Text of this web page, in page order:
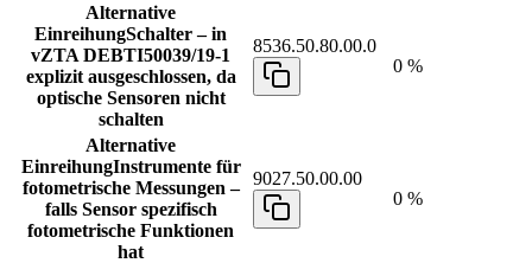
Alternative
EinreihungSchalter – in
vZTA DEBTI50039/19-1
explizit ausgeschlossen, da
optische Sensoren nicht
schalten
8536.50.80.00.0
0 %
Alternative
EinreihungInstrumente für
fotometrische Messungen –
falls Sensor spezifisch
fotometrische Funktionen
hat
9027.50.00.00
0 %